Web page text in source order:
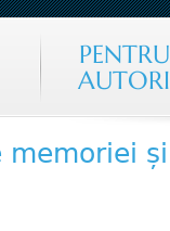
PENTRU
AUTORI